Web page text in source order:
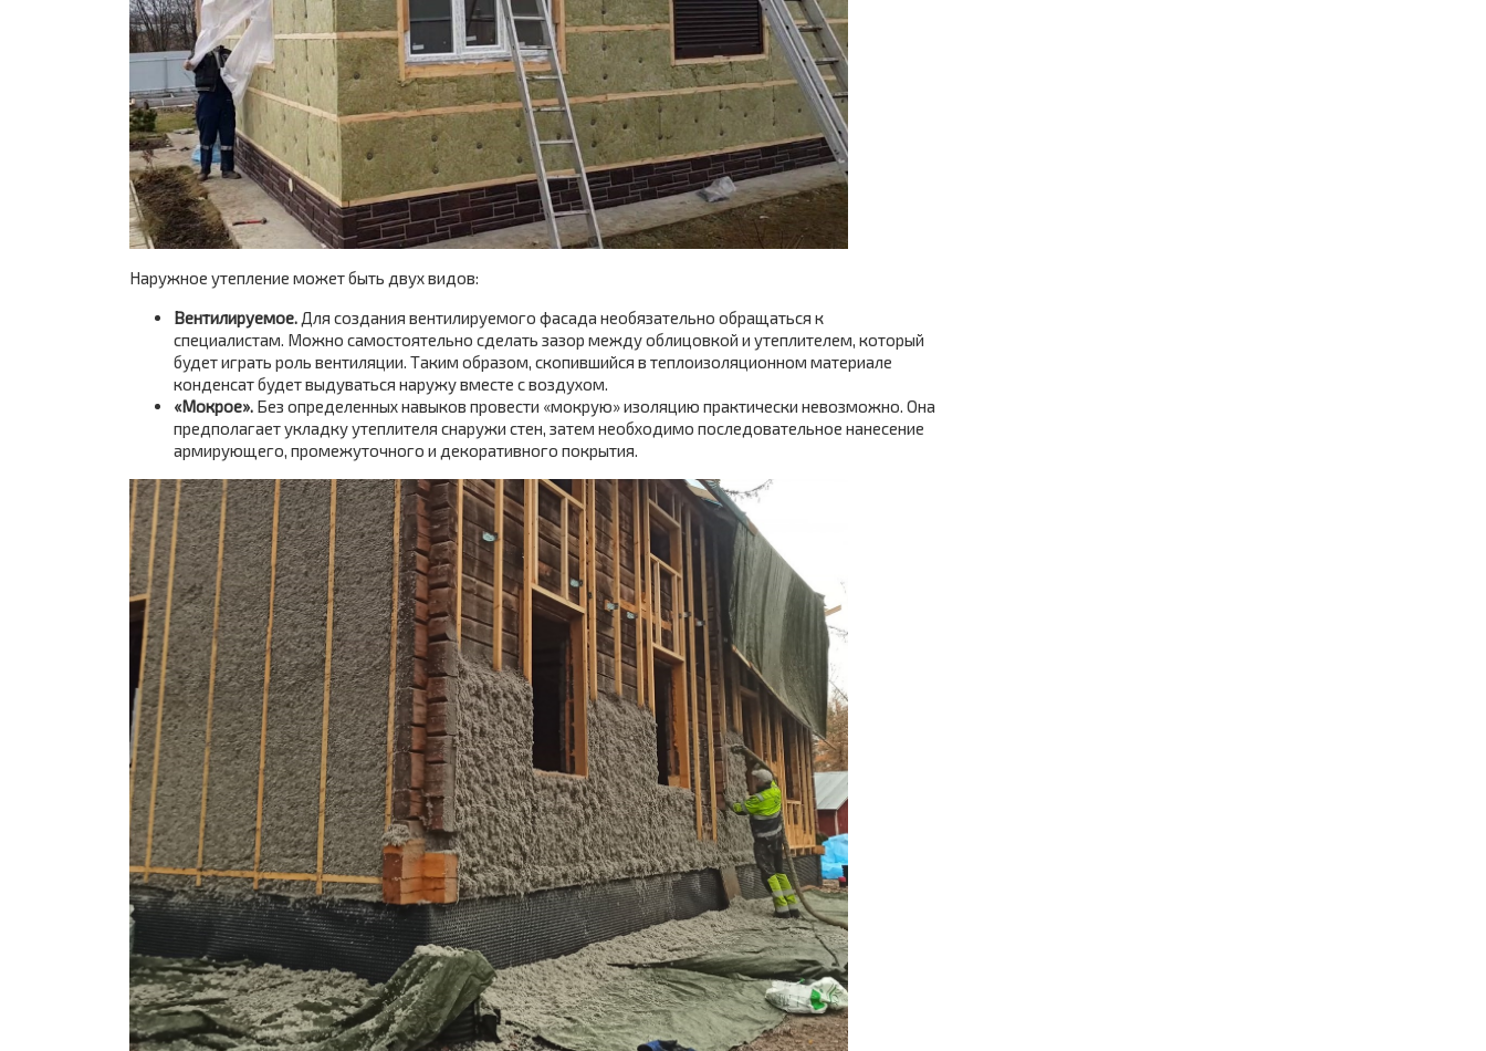
Наружное утепление может быть двух видов:
Вентилируемое. Для создания вентилируемого фасада необязательно обращаться к
специалистам. Можно самостоятельно сделать зазор между облицовкой и утеплителем, который
будет играть роль вентиляции. Таким образом, скопившийся в теплоизоляционном материале
конденсат будет выдуваться наружу вместе с воздухом.
«Мокрое». Без определенных навыков провести «мокрую» изоляцию практически невозможно. Она
предполагает укладку утеплителя снаружи стен, затем необходимо последовательное нанесение
армирующего, промежуточного и декоративного покрытия.